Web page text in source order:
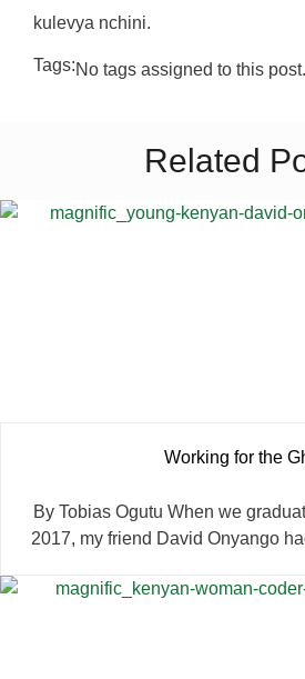
kulevya nchini.
Tags:No tags assigned to this post.
Related
Working for the
By Tobias Ogutu When we
2017, my friend David Onyango